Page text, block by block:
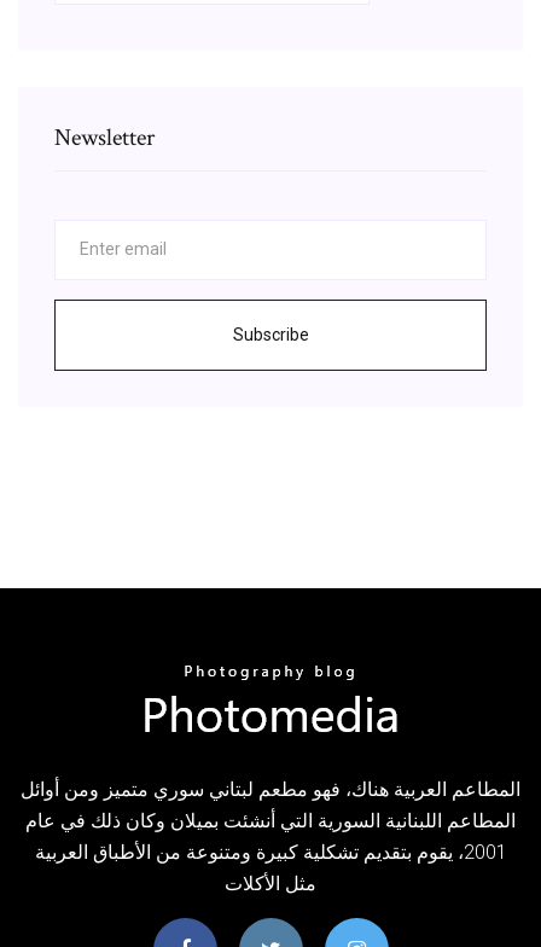
Newsletter
Subscribe
المطاعم العربية هناك، فهو مطعم لبتاني سوري متميز ومن أوائل
المطاعم اللبنانية السورية التي أنشئت بميلان وكان ذلك في عام
2001، يقوم بتقديم تشكلية كبيرة ومتنوعة من الأطباق العربية
مثل الأكلات